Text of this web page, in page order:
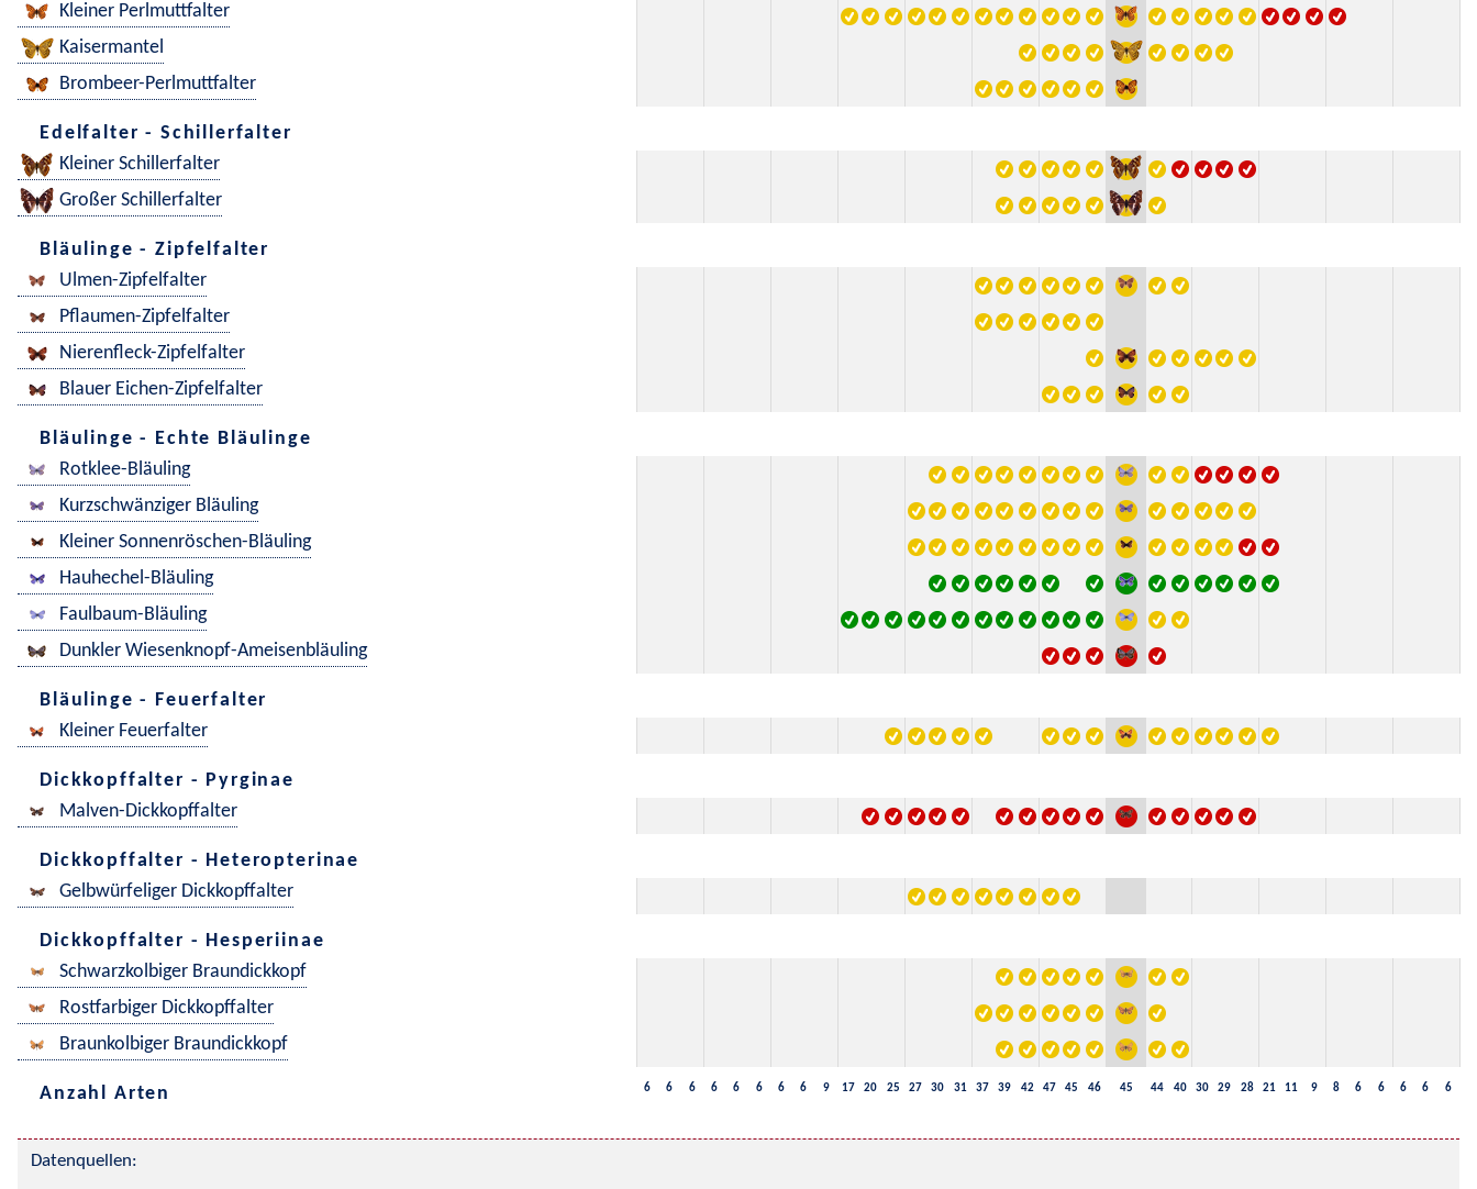
Kleiner Perlmuttfalter
Kaisermantel
Brombeer-Perlmuttfalter
Edelfalter - Schillerfalter
Kleiner Schillerfalter
Großer Schillerfalter
Bläulinge - Zipfelfalter
Ulmen-Zipfelfalter
Pflaumen-Zipfelfalter
Nierenfleck-Zipfelfalter
Blauer Eichen-Zipfelfalter
Bläulinge - Echte Bläulinge
Rotklee-Bläuling
Kurzschwänziger Bläuling
Kleiner Sonnenröschen-Bläuling
Hauhechel-Bläuling
Faulbaum-Bläuling
Dunkler Wiesenknopf-Ameisenbläuling
Bläulinge - Feuerfalter
Kleiner Feuerfalter
Dickkopffalter - Pyrginae
Malven-Dickkopffalter
Dickkopffalter - Heteropterinae
Gelbwürfeliger Dickkopffalter
Dickkopffalter - Hesperiinae
Schwarzkolbiger Braundickkopf
Rostfarbiger Dickkopffalter
Braunkolbiger Braundickkopf
Anzahl Arten 6 6 6 6 6 6 6 6 9 17 20 25 27 30 31 37 39 42 47 45 46 45 44 40 30 29 28 21 11 9 8 6 6 6 6 6
Datenquellen: